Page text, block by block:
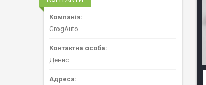
GrogAuto
Денис